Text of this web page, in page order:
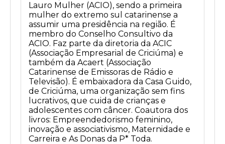
Lauro Mulher (ACIO), sendo a primeira
mulher do extremo sul catarinense a
assumir uma presidência na região. É
membro do Conselho Consultivo da
ACIO. Faz parte da diretoria da ACIC
(Associação Empresarial de Criciúma) e
também da Acaert (Associação
Catarinense de Emissoras de Rádio e
Televisão). É embaixadora da Casa Guido,
de Criciúma, uma organização sem fins
lucrativos, que cuida de crianças e
adolescentes com câncer. Coautora dos
livros: Empreendedorismo feminino,
inovação e associativismo, Maternidade e
Carreira e As Donas da P* Toda.